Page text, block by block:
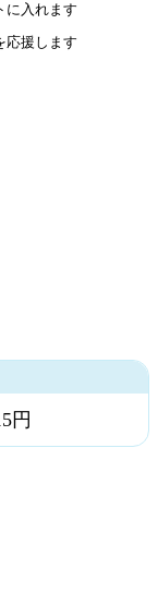
に入れます
応援します
円